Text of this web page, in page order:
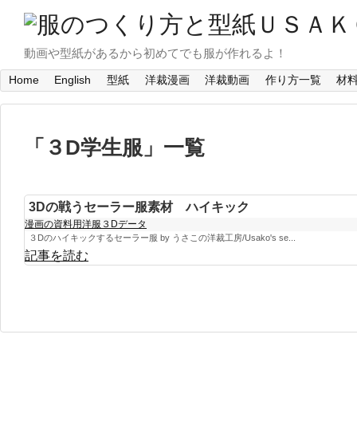
動画や型紙があるから初めてでも服が作れるよ！
Home English 型紙 洋裁漫画 洋裁動画 作り方一覧 材
「 ３D学生服 」 一覧
3Dの戦うセーラー服素材 ハイキック
漫画の資料用洋服３Dデータ
３Dのハイキックするセーラー服 by うさこの洋裁工房/Usako's se...
記事を読む